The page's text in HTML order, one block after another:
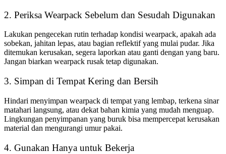
2. Periksa Wearpack Sebelum dan Sesudah Digunakan
Lakukan pengecekan rutin terhadap kondisi wearpack, apakah ada
sobekan, jahitan lepas, atau bagian reflektif yang mulai pudar. Jika
ditemukan kerusakan, segera laporkan atau ganti dengan yang baru.
Jangan biarkan wearpack rusak tetap digunakan.
3. Simpan di Tempat Kering dan Bersih
Hindari menyimpan wearpack di tempat yang lembap, terkena sinar
matahari langsung, atau dekat bahan kimia yang mudah menguap.
Lingkungan penyimpanan yang buruk bisa mempercepat kerusakan
material dan mengurangi umur pakai.
4. Gunakan Hanya untuk Bekerja